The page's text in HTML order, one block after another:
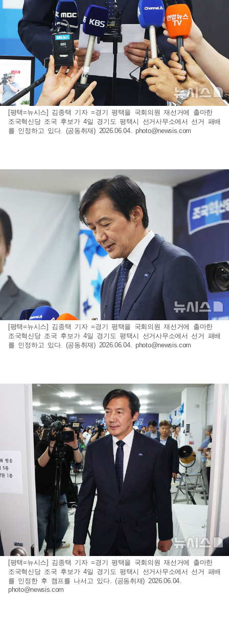
[평택=뉴시스] 김종택 기자 =경기 평택을 국회의원 재선거에 출마한
조국혁신당 조국 후보가 4일 경기도 평택시 선거사무소에서 선거 패배
를 인정하고 있다. (공동취재) 2026.06.04. photo@newsis.com
[평택=뉴시스] 김종택 기자 =경기 평택을 국회의원 재선거에 출마한
조국혁신당 조국 후보가 4일 경기도 평택시 선거사무소에서 선거 패배
를 인정하고 있다. (공동취재) 2026.06.04. photo@newsis.com
[평택=뉴시스] 김종택 기자 =경기 평택을 국회의원 재선거에 출마한
조국혁신당 조국 후보가 4일 경기도 평택시 선거사무소에서 선거 패배
를 인정한 후 캠프를 나서고 있다. (공동취재) 2026.06.04.
photo@newsis.com